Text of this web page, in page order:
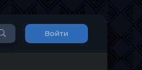
Войти